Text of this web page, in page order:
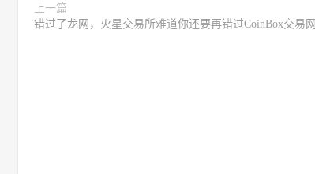
上一篇
错过了龙网，火星交易所难道你还要再错过CoinBox交易网